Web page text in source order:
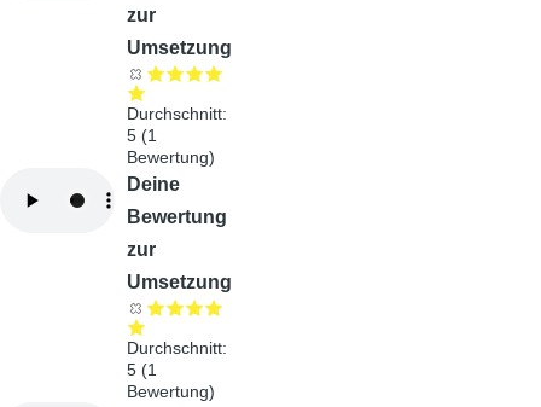
zur
Umsetzung
Durchschnitt:
5 (1
Bewertung)
Deine
Bewertung
zur
Umsetzung
Durchschnitt:
5 (1
Bewertung)